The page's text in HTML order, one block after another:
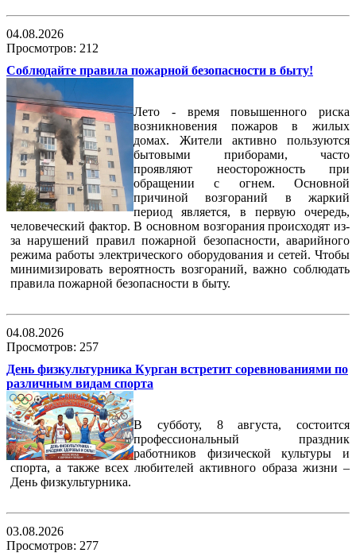
04.08.2026
Просмотров: 212
Соблюдайте правила пожарной безопасности в быту!
Лето - время повышенного риска
возникновения пожаров в жилых
домах. Жители активно пользуются
бытовыми приборами, часто
проявляют неосторожность при
обращении с огнем. Основной
причиной возгораний в жаркий
период является, в первую очередь,
человеческий фактор. В основном возгорания происходят из-
за нарушений правил пожарной безопасности, аварийного
режима работы электрического оборудования и сетей. Чтобы
минимизировать вероятность возгораний, важно соблюдать
правила пожарной безопасности в быту.
04.08.2026
Просмотров: 257
День физкультурника Курган встретит соревнованиями по
различным видам спорта
В субботу, 8 августа, состоится
профессиональный праздник
работников физической культуры и
спорта, а также всех любителей активного образа жизни –
День физкультурника.
03.08.2026
Просмотров: 277